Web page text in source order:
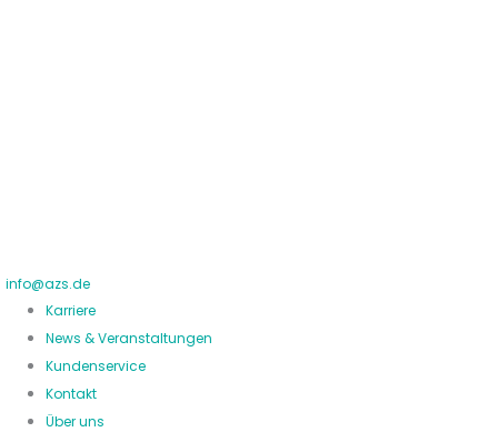
info@azs.de
Karriere
News & Veranstaltungen
Kundenservice
Kontakt
Über uns